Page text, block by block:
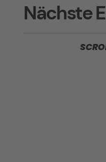
Nächste